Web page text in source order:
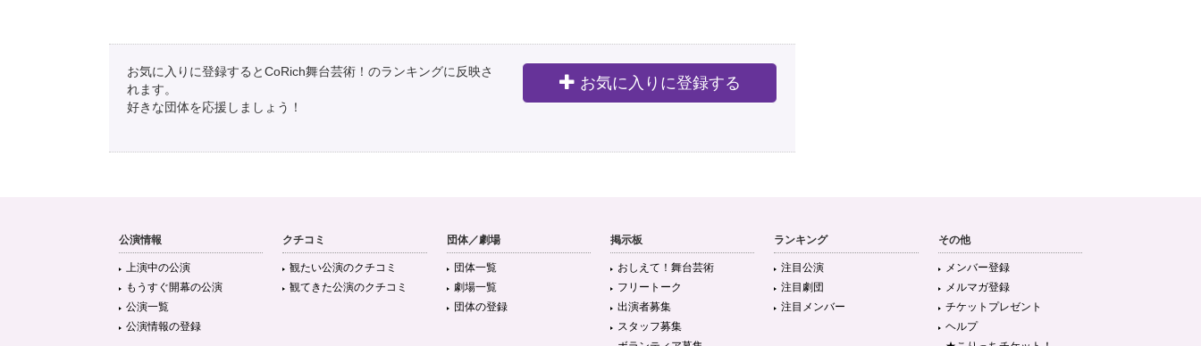
お気に入りに登録するとCoRich舞台芸術！のランキングに反映さ
れます。
好きな団体を応援しましょう！
お気に入りに登録する
公演情報
上演中の公演
もうすぐ開幕の公演
公演一覧
公演情報の登録
クチコミ
観たい公演のクチコミ
観てきた公演のクチコミ
団体／劇場
団体一覧
劇場一覧
団体の登録
掲示板
おしえて！舞台芸術
フリートーク
出演者募集
スタッフ募集
ランキング
注目公演
注目劇団
注目メンバー
その他
メンバー登録
メルマガ登録
チケットプレゼント
ヘルプ